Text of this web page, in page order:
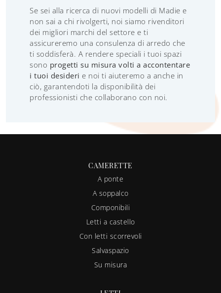
Se sei alla ricerca di nuovi modelli di Madie e
non sai a chi rivolgerti, noi siamo rivenditori
dei migliori marchi del settore e ti
assicureremo una consulenza di arredo che
ti soddisferà. A rendere speciali i tuoi spazi
sono progetti su misura volti a accontentare
i tuoi desideri e noi ti aiuteremo a anche in
ciò, garantendoti la disponibilità dei
professionisti che collaborano con noi.
CAMERETTE
A ponte
A soppalco
Componibili
Letti a castello
Con letti scorrevoli
Salvaspazio
Su misura